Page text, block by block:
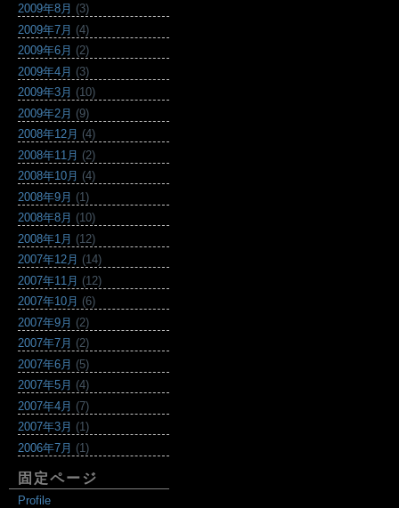
2009年8月 (3)
2009年7月 (4)
2009年6月 (2)
2009年4月 (3)
2009年3月 (10)
2009年2月 (9)
2008年12月 (4)
2008年11月 (2)
2008年10月 (4)
2008年9月 (1)
2008年8月 (10)
2008年1月 (12)
2007年12月 (14)
2007年11月 (12)
2007年10月 (6)
2007年9月 (2)
2007年7月 (2)
2007年6月 (5)
2007年5月 (4)
2007年4月 (7)
2007年3月 (1)
2006年7月 (1)
固定ページ
Profile